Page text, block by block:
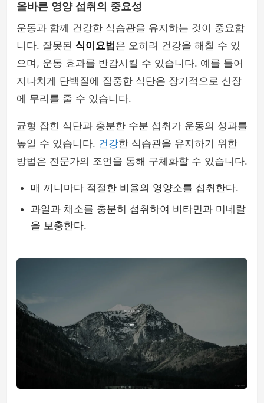
올바른 영양 섭취의 중요성
운동과 함께 건강한 식습관을 유지하는 것이 중요합
니다. 잘못된 식이요법 은 오히려 건강을 해칠 수 있
으며, 운동 효과를 반감시킬 수 있습니다. 예를 들어
지나치게 단백질에 집중한 식단은 장기적으로 신장
에 무리를 줄 수 있습니다.
균형 잡힌 식단과 충분한 수분 섭취가 운동의 성과를
높일 수 있습니다. 건강한 식습관을 유지하기 위한
방법은 전문가의 조언을 통해 구체화할 수 있습니다.
매 끼니마다 적절한 비율의 영양소를 섭취한다.
과일과 채소를 충분히 섭취하여 비타민과 미네랄
을 보충한다.